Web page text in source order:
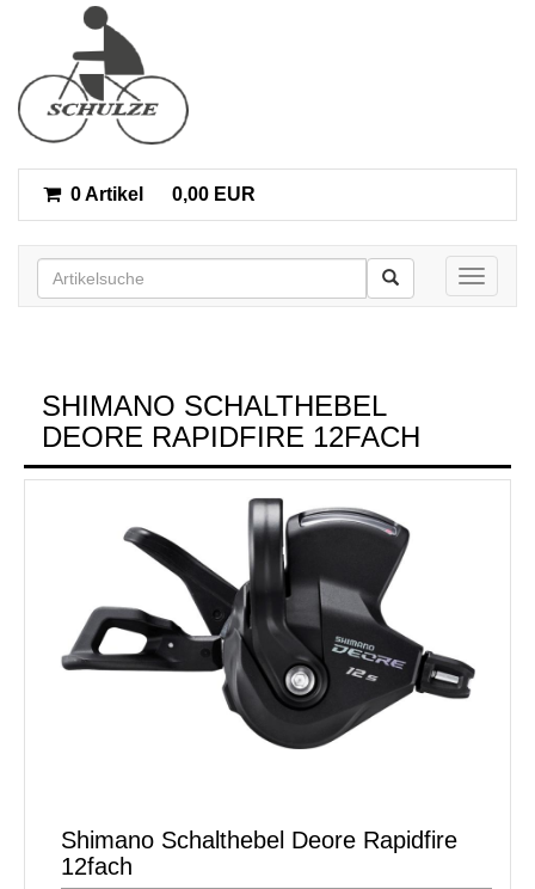
0 Artikel 0,00 EUR
Toggle
SHIMANO SCHALTHEBEL
DEORE RAPIDFIRE 12FACH
Shimano Schalthebel Deore Rapidfire
12fach